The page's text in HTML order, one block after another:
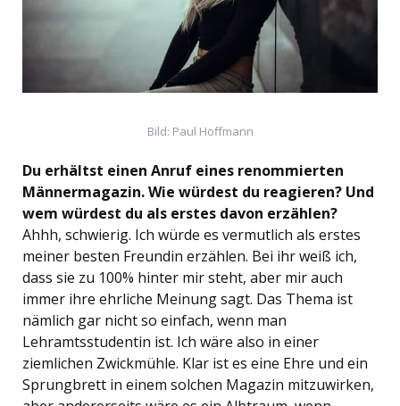
Bild: Paul Hoffmann
Du erhältst einen Anruf eines renommierten
Männermagazin. Wie würdest du reagieren? Und
wem würdest du als erstes davon erzählen?
Ahhh, schwierig. Ich würde es vermutlich als erstes
meiner besten Freundin erzählen. Bei ihr weiß ich,
dass sie zu 100% hinter mir steht, aber mir auch
immer ihre ehrliche Meinung sagt. Das Thema ist
nämlich gar nicht so einfach, wenn man
Lehramtsstudentin ist. Ich wäre also in einer
ziemlichen Zwickmühle. Klar ist es eine Ehre und ein
Sprungbrett in einem solchen Magazin mitzuwirken,